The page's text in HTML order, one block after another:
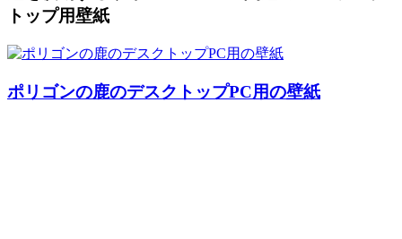
トップ用壁紙
ポリゴンの鹿のデスクトップPC用の壁紙